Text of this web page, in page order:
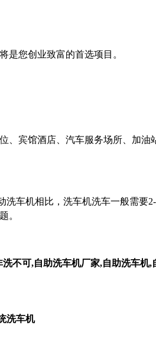
是您创业致富的首选项目。
、宾馆酒店、汽车服务场所、加
洗车机相比，洗车机洗车一般需要
。
洗车机